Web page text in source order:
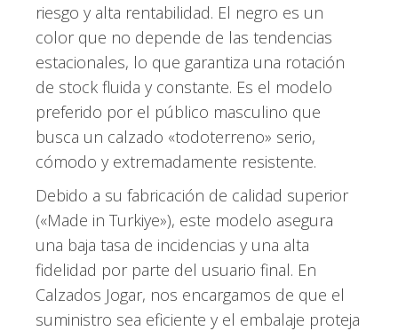
riesgo y alta rentabilidad. El negro es un
color que no depende de las tendencias
estacionales, lo que garantiza una rotación
de stock fluida y constante. Es el modelo
preferido por el público masculino que
busca un calzado «todoterreno» serio,
cómodo y extremadamente resistente.
Debido a su fabricación de calidad superior
(«Made in Turkiye»), este modelo asegura
una baja tasa de incidencias y una alta
fidelidad por parte del usuario final. En
Calzados Jogar, nos encargamos de que el
suministro sea eficiente y el embalaje proteja